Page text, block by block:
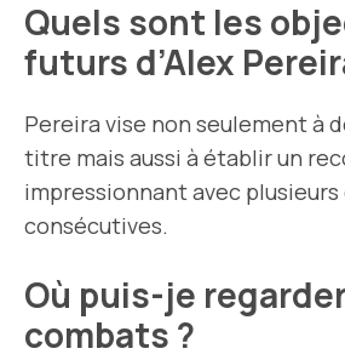
Quels sont les
futurs d’Alex
Pereira vise non seulement à
titre mais aussi à établir un
impressionnant avec
consécutives.
Où puis-je
combats ?